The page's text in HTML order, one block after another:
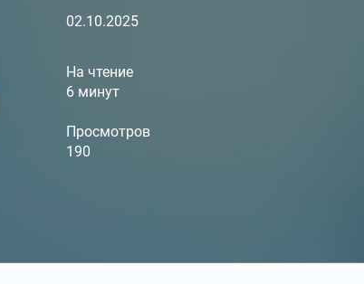
02.10.2025
На чтение
6 минут
Просмотров
190